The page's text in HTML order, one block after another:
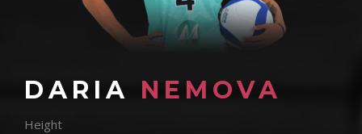
DARIA NEMOVA
Height